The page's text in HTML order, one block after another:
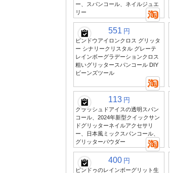
ー、スパンコール、ネイルジュエ
リー
551 円
ピンドウアイロンクロス グリッタ
ー シナリークリスタル グレーテ
レインボーグラデーションクロス
粗いグリッタースパンコール DIY
ビーンズツール
113 円
クラッシュドアイスの透明スパン
コール、2024年新型クイックサン
ドグリッターネイルアクセサリ
ー、日本風ミックスパンコール、
グリッターパウダー
400 円
ピンドゥのレインボーグリット生